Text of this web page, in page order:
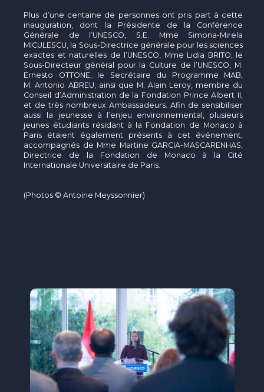
Plus d’une centaine de personnes ont pris part à cette
inauguration, dont la Présidente de la Conférence
Générale de l’UNESCO, S.E. Mme Simona-Mirela
MICULESCU, la Sous-Directrice générale pour les sciences
exactes et naturelles de l’UNESCO, Mme Lidia BRITO, le
Sous-Directeur général pour la Culture de l’UNESCO, M.
Ernesto OTTONE, le Secrétaire du Programme MAB,
M. Antonio ABREU, ainsi que M. Alain Leroy, membre du
Conseil d’Administration de la Fondation Prince Albert II,
et de très nombreux Ambassadeurs. Afin de sensibiliser
aussi la jeunesse à l’enjeu environnemental, plusieurs
jeunes étudiants résidant à la Fondation de Monaco à
Paris étaient également présents à cet événement,
accompagnés de Mme Martine GARCIA-MASCARENHAS,
Directrice de la Fondation de Monaco à la Cité
Internationale Universitaire de Paris.
(Photos © Antoine Meyssonnier)